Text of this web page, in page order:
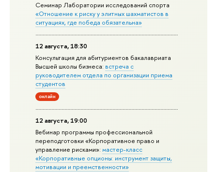
Семинар Лаборатории исследований спорта
«Отношение к риску у элитных шахматистов в
ситуациях, где победа обязательна»
12 августа, 18:30
Консультация для абитуриентов бакалавриата
Высшей школы бизнеса: встреча с
руководителем отдела по организации приема
студентов
онлайн
12 августа, 19:00
Вебинар программы профессиональной
переподготовки «Корпоративное право и
управление рисками»:мастер-класс
«Корпоративные опционы: инструмент защиты,
мотивации и преемственности»